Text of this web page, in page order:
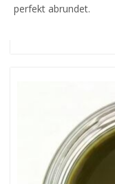
perfekt abrundet.